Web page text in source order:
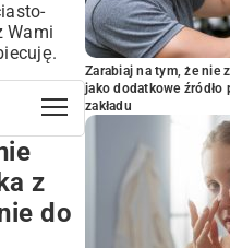
Wami
do
w
z
do
Zarabiaj na tym, że nie
jako dodatkowe
zakładu